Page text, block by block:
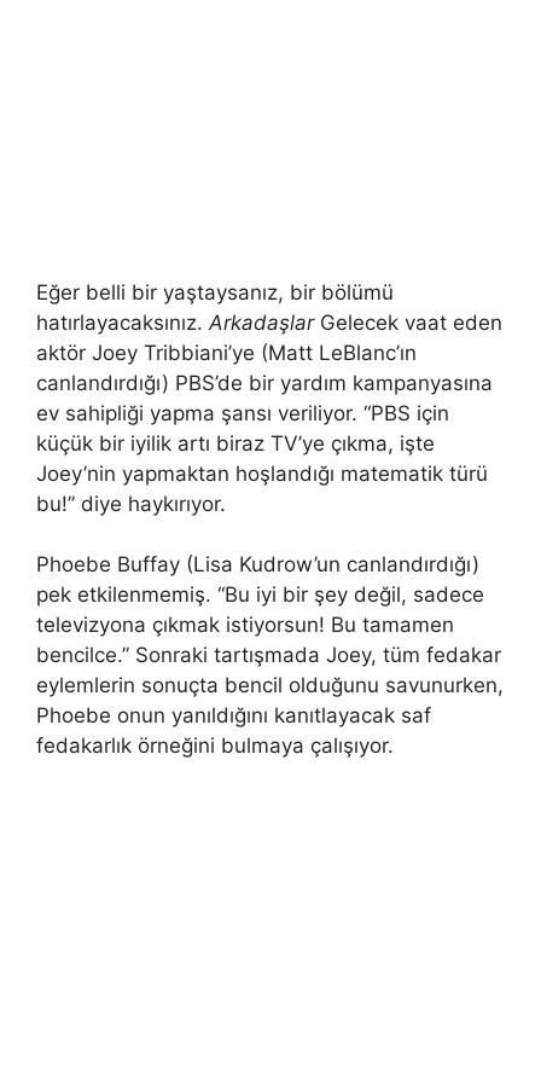
Eğer belli bir yaştaysanız, bir bölümü
hatırlayacaksınız. Arkadaşlar Gelecek vaat eden
aktör Joey Tribbiani’ye (Matt LeBlanc’ın
canlandırdığı) PBS’de bir yardım kampanyasına
ev sahipliği yapma şansı veriliyor. “PBS için
küçük bir iyilik artı biraz TV’ye çıkma, işte
Joey’nin yapmaktan hoşlandığı matematik türü
bu!” diye haykırıyor.
Phoebe Buffay (Lisa Kudrow’un canlandırdığı)
pek etkilenmemiş. “Bu iyi bir şey değil, sadece
televizyona çıkmak istiyorsun! Bu tamamen
bencilce.” Sonraki tartışmada Joey, tüm fedakar
eylemlerin sonuçta bencil olduğunu savunurken,
Phoebe onun yanıldığını kanıtlayacak saf
fedakarlık örneğini bulmaya çalışıyor.